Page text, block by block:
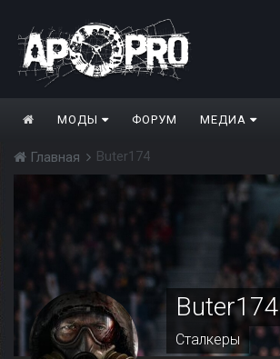
МОДЫ ФОРУМ МЕДИА
Главная Buter174
Buter174
Сталкеры